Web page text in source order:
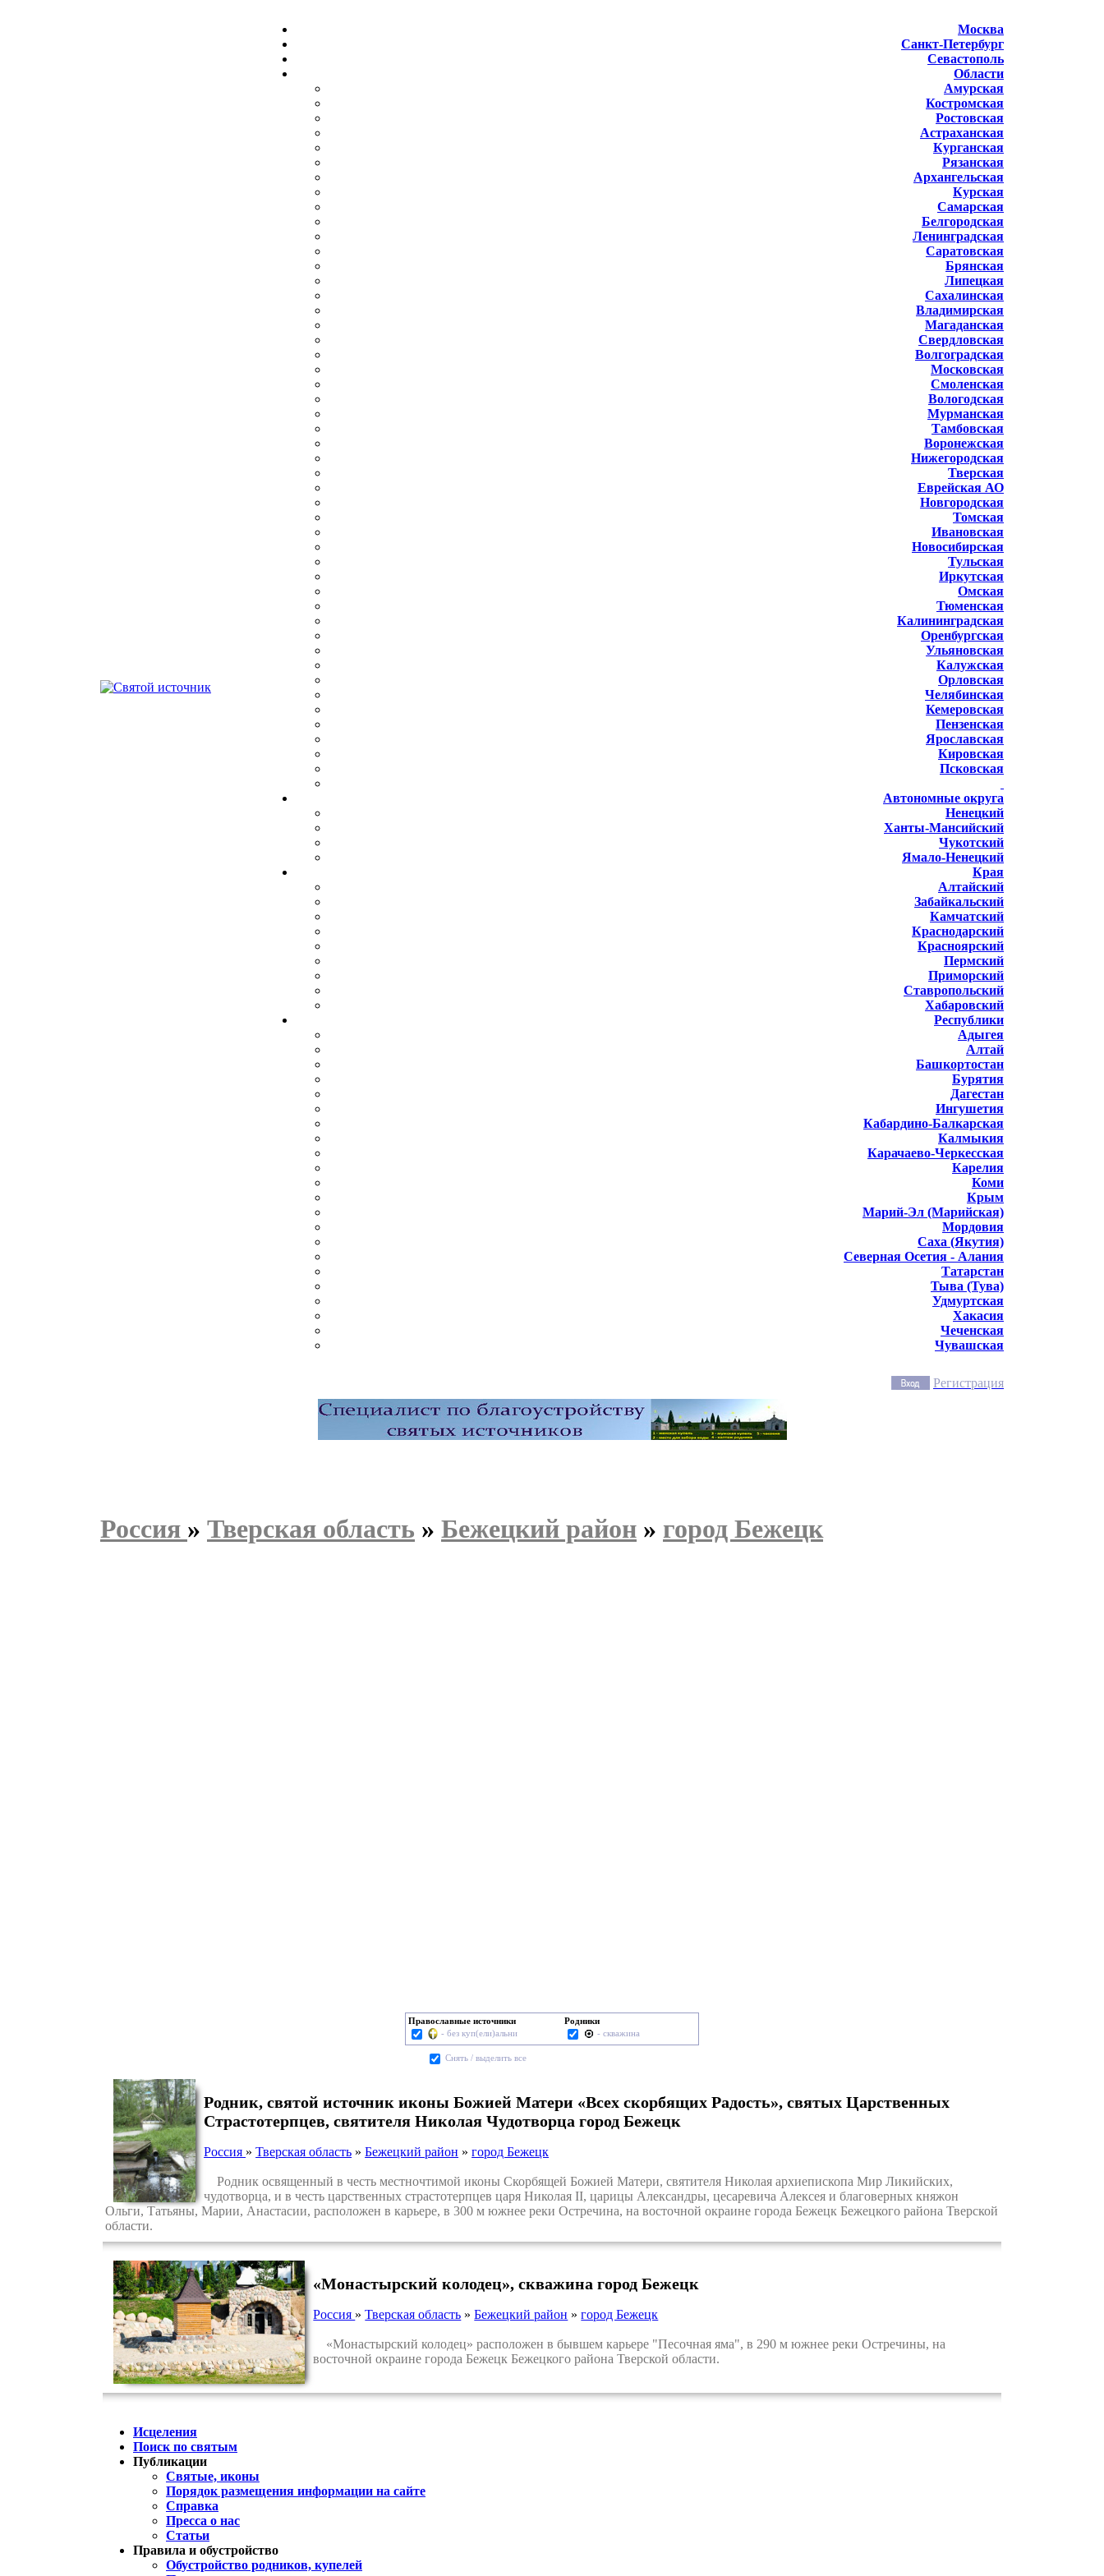
Москва
Санкт-Петербург
Севастополь
Области
Амурская
Костромская
Ростовская
Астраханская
Курганская
Рязанская
Архангельская
Курская
Самарская
Белгородская
Ленинградская
Саратовская
Брянская
Липецкая
Сахалинская
Владимирская
Магаданская
Свердловская
Волгоградская
Московская
Смоленская
Вологодская
Мурманская
Тамбовская
Воронежская
Нижегородская
Тверская
Еврейская АО
Новгородская
Томская
Ивановская
Новосибирская
Тульская
Иркутская
Омская
Тюменская
Калининградская
Оренбургская
Ульяновская
Калужская
Орловская
Челябинская
Кемеровская
Пензенская
Ярославская
Кировская
Псковская
Автономные округа
Ненецкий
Ханты-Мансийский
Чукотский
Ямало-Ненецкий
Края
Алтайский
Забайкальский
Камчатский
Краснодарский
Красноярский
Пермский
Приморский
Ставропольский
Хабаровский
Республики
Адыгея
Алтай
Башкортостан
Бурятия
Дагестан
Ингушетия
Кабардино-Балкарская
Калмыкия
Карачаево-Черкесская
Карелия
Коми
Крым
Марий-Эл (Марийская)
Мордовия
Саха (Якутия)
Северная Осетия - Алания
Татарстан
Тыва (Тува)
Удмуртская
Хакасия
Чеченская
Чувашская
Регистрация
Россия » Тверская область » Бежецкий район » город Бежецк
Православные источники
- без куп(ели)альни
Родники
- скважина
Cнять / выделить все
Родник, святой источник иконы Божией Матери «Всех скорбящих Радость», святых Царственных
Страстотерпцев, святителя Николая Чудотворца город Бежецк
Россия »Тверская область »Бежецкий район »город Бежецк
Родник освященный в честь местночтимой иконы Скорбящей Божией Матери, святителя Николая архиепископа Мир Ликийских,
чудотворца, и в честь царственных страстотерпцев царя Николая II, царицы Александры, цесаревича Алексея и благоверных княжон
Ольги, Татьяны, Марии, Анастасии, расположен в карьере, в 300 м южнее реки Остречина, на восточной окраине города Бежецк Бежецкого района Тверской
области.
«Монастырский колодец», скважина город Бежецк
Россия »Тверская область »Бежецкий район »город Бежецк
«Монастырский колодец» расположен в бывшем карьере "Песочная яма", в 290 м южнее реки Остречины, на
восточной окраине города Бежецк Бежецкого района Тверской области.
Исцеления
Поиск по святым
Публикации
Святые, иконы
Порядок размещения информации на сайте
Справка
Пресса о нас
Статьи
Правила и обустройство
Обустройство родников, купелей